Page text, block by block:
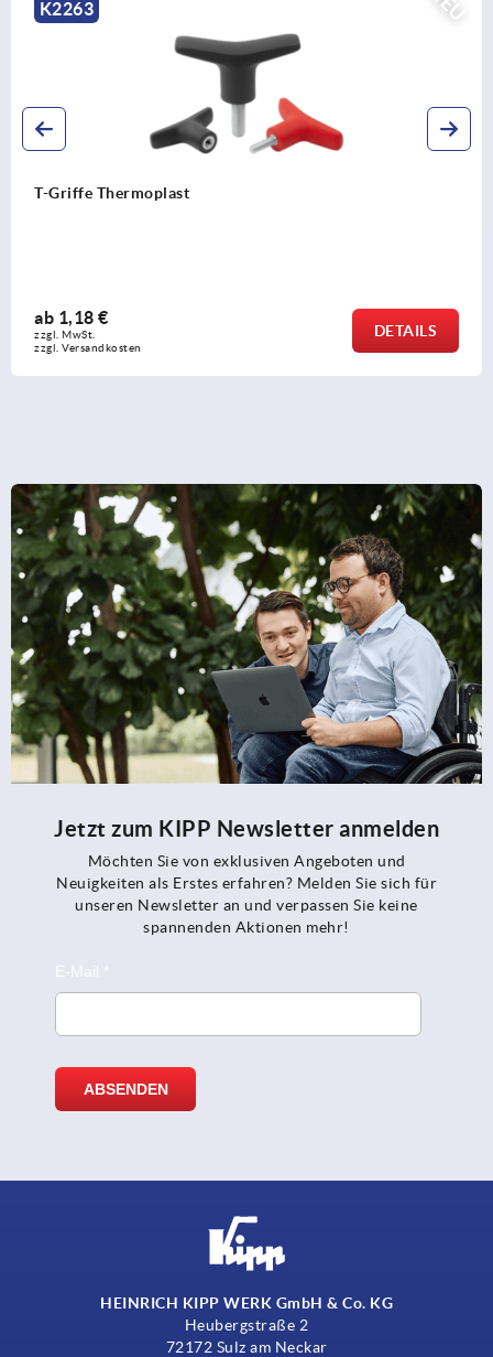
K2264
T-Griffe metall-detektierbar
ab5,61 €
zzgl. MwSt.
zzgl. Versandkosten
DETAILS
Jetzt zum KIPP Newsletter anmelden
Möchten Sie von exklusiven Angeboten und
Neuigkeiten als Erstes erfahren? Melden Sie sich für
unseren Newsletter an und verpassen Sie keine
spannenden Aktionen mehr!
HEINRICH KIPP WERK GmbH & Co. KG
Heubergstraße 2
72172 Sulz am Neckar